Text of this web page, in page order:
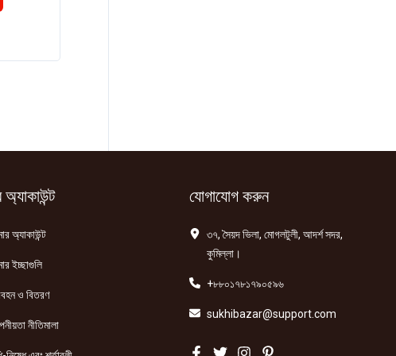
120.00.
অ্যাকাউন্ট
ইচ্ছাগুলি
ও বিতরণ
নীতিমালা
যোগাযোগ করুন
৩৭, সৈয়দ ভিলা, মোগলটুলী, আদর্শ সদর,
কুমিল্লা।
+৮৮০১৭৮১৭৯০৫৯৬
sukhibazar@support.com